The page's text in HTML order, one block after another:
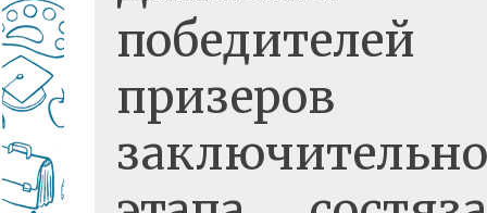
призеров